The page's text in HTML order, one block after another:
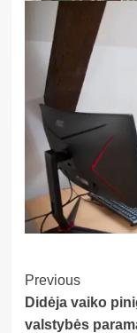
Post
Previous
Didėja vaiko
valstybės